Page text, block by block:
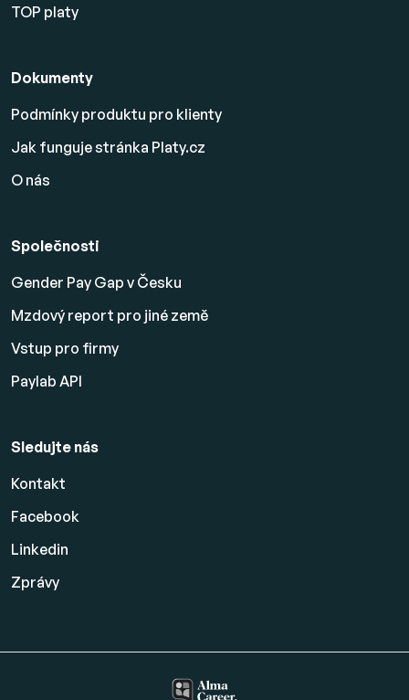
TOP platy
Dokumenty
Podmínky produktu pro klienty
Jak funguje stránka Platy.cz
O nás
Společnosti
Gender Pay Gap v Česku
Mzdový report pro jiné země
Vstup pro firmy
Paylab API
Sledujte nás
Kontakt
Facebook
Linkedin
Zprávy